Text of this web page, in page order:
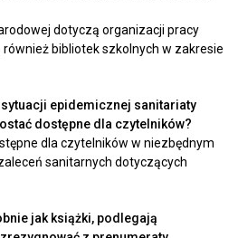
dotyczą organizacji pracy
bibliotek szkolnych w zakresie
epidemicznej sanitariaty
dostępne dla czytelników?
dla czytelników w niezbędnym
sanitarnych dotyczących
jak książki, podlegają